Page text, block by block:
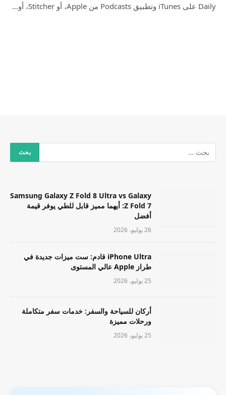
Daily على iTunes وتطبيق Podcasts من Apple، أو Stitcher، أو…
Samsung Galaxy Z Fold 8 Ultra vs Galaxy
Z Fold 7: أيهما مميز قابل للطي يوفر قيمة
أفضل
26 يوليو، 2026
iPhone Ultra قادم: ست ميزات جديدة في
طراز Apple عالي المستوى
25 يوليو، 2026
أركان للسياحة والسفر: خدمات سفر متكاملة
ورحلات مميزة
25 يوليو، 2026